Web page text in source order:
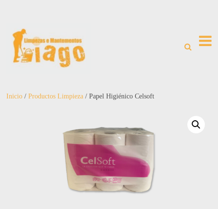
Inicio /Productos Limpieza / Papel Higiénico Celsoft